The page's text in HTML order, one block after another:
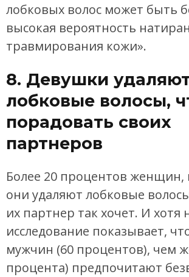
лобковых волос может быть
высокая вероятность
травмирования кожи».
8. Девушки
лобковые волосы,
порадовать своих
партнеров
Более 20 процентов женщин,
они удаляют лобковые
их партнер так хочет. И хотя
исследование показывает,
мужчин (60 процентов), чем
процента) предпочитают